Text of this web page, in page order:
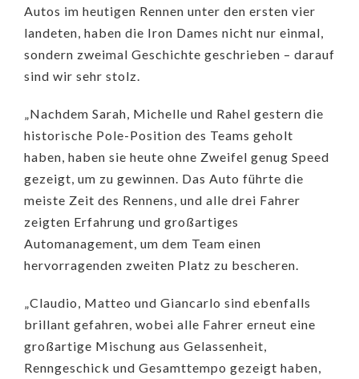
Autos im heutigen Rennen unter den ersten vier
landeten, haben die Iron Dames nicht nur einmal,
sondern zweimal Geschichte geschrieben – darauf
sind wir sehr stolz.
„Nachdem Sarah, Michelle und Rahel gestern die
historische Pole-Position des Teams geholt
haben, haben sie heute ohne Zweifel genug Speed ​​
gezeigt, um zu gewinnen. Das Auto führte die
meiste Zeit des Rennens, und alle drei Fahrer
zeigten Erfahrung und großartiges
Automanagement, um dem Team einen
hervorragenden zweiten Platz zu bescheren.
„Claudio, Matteo und Giancarlo sind ebenfalls
brillant gefahren, wobei alle Fahrer erneut eine
großartige Mischung aus Gelassenheit,
Renngeschick und Gesamttempo gezeigt haben,